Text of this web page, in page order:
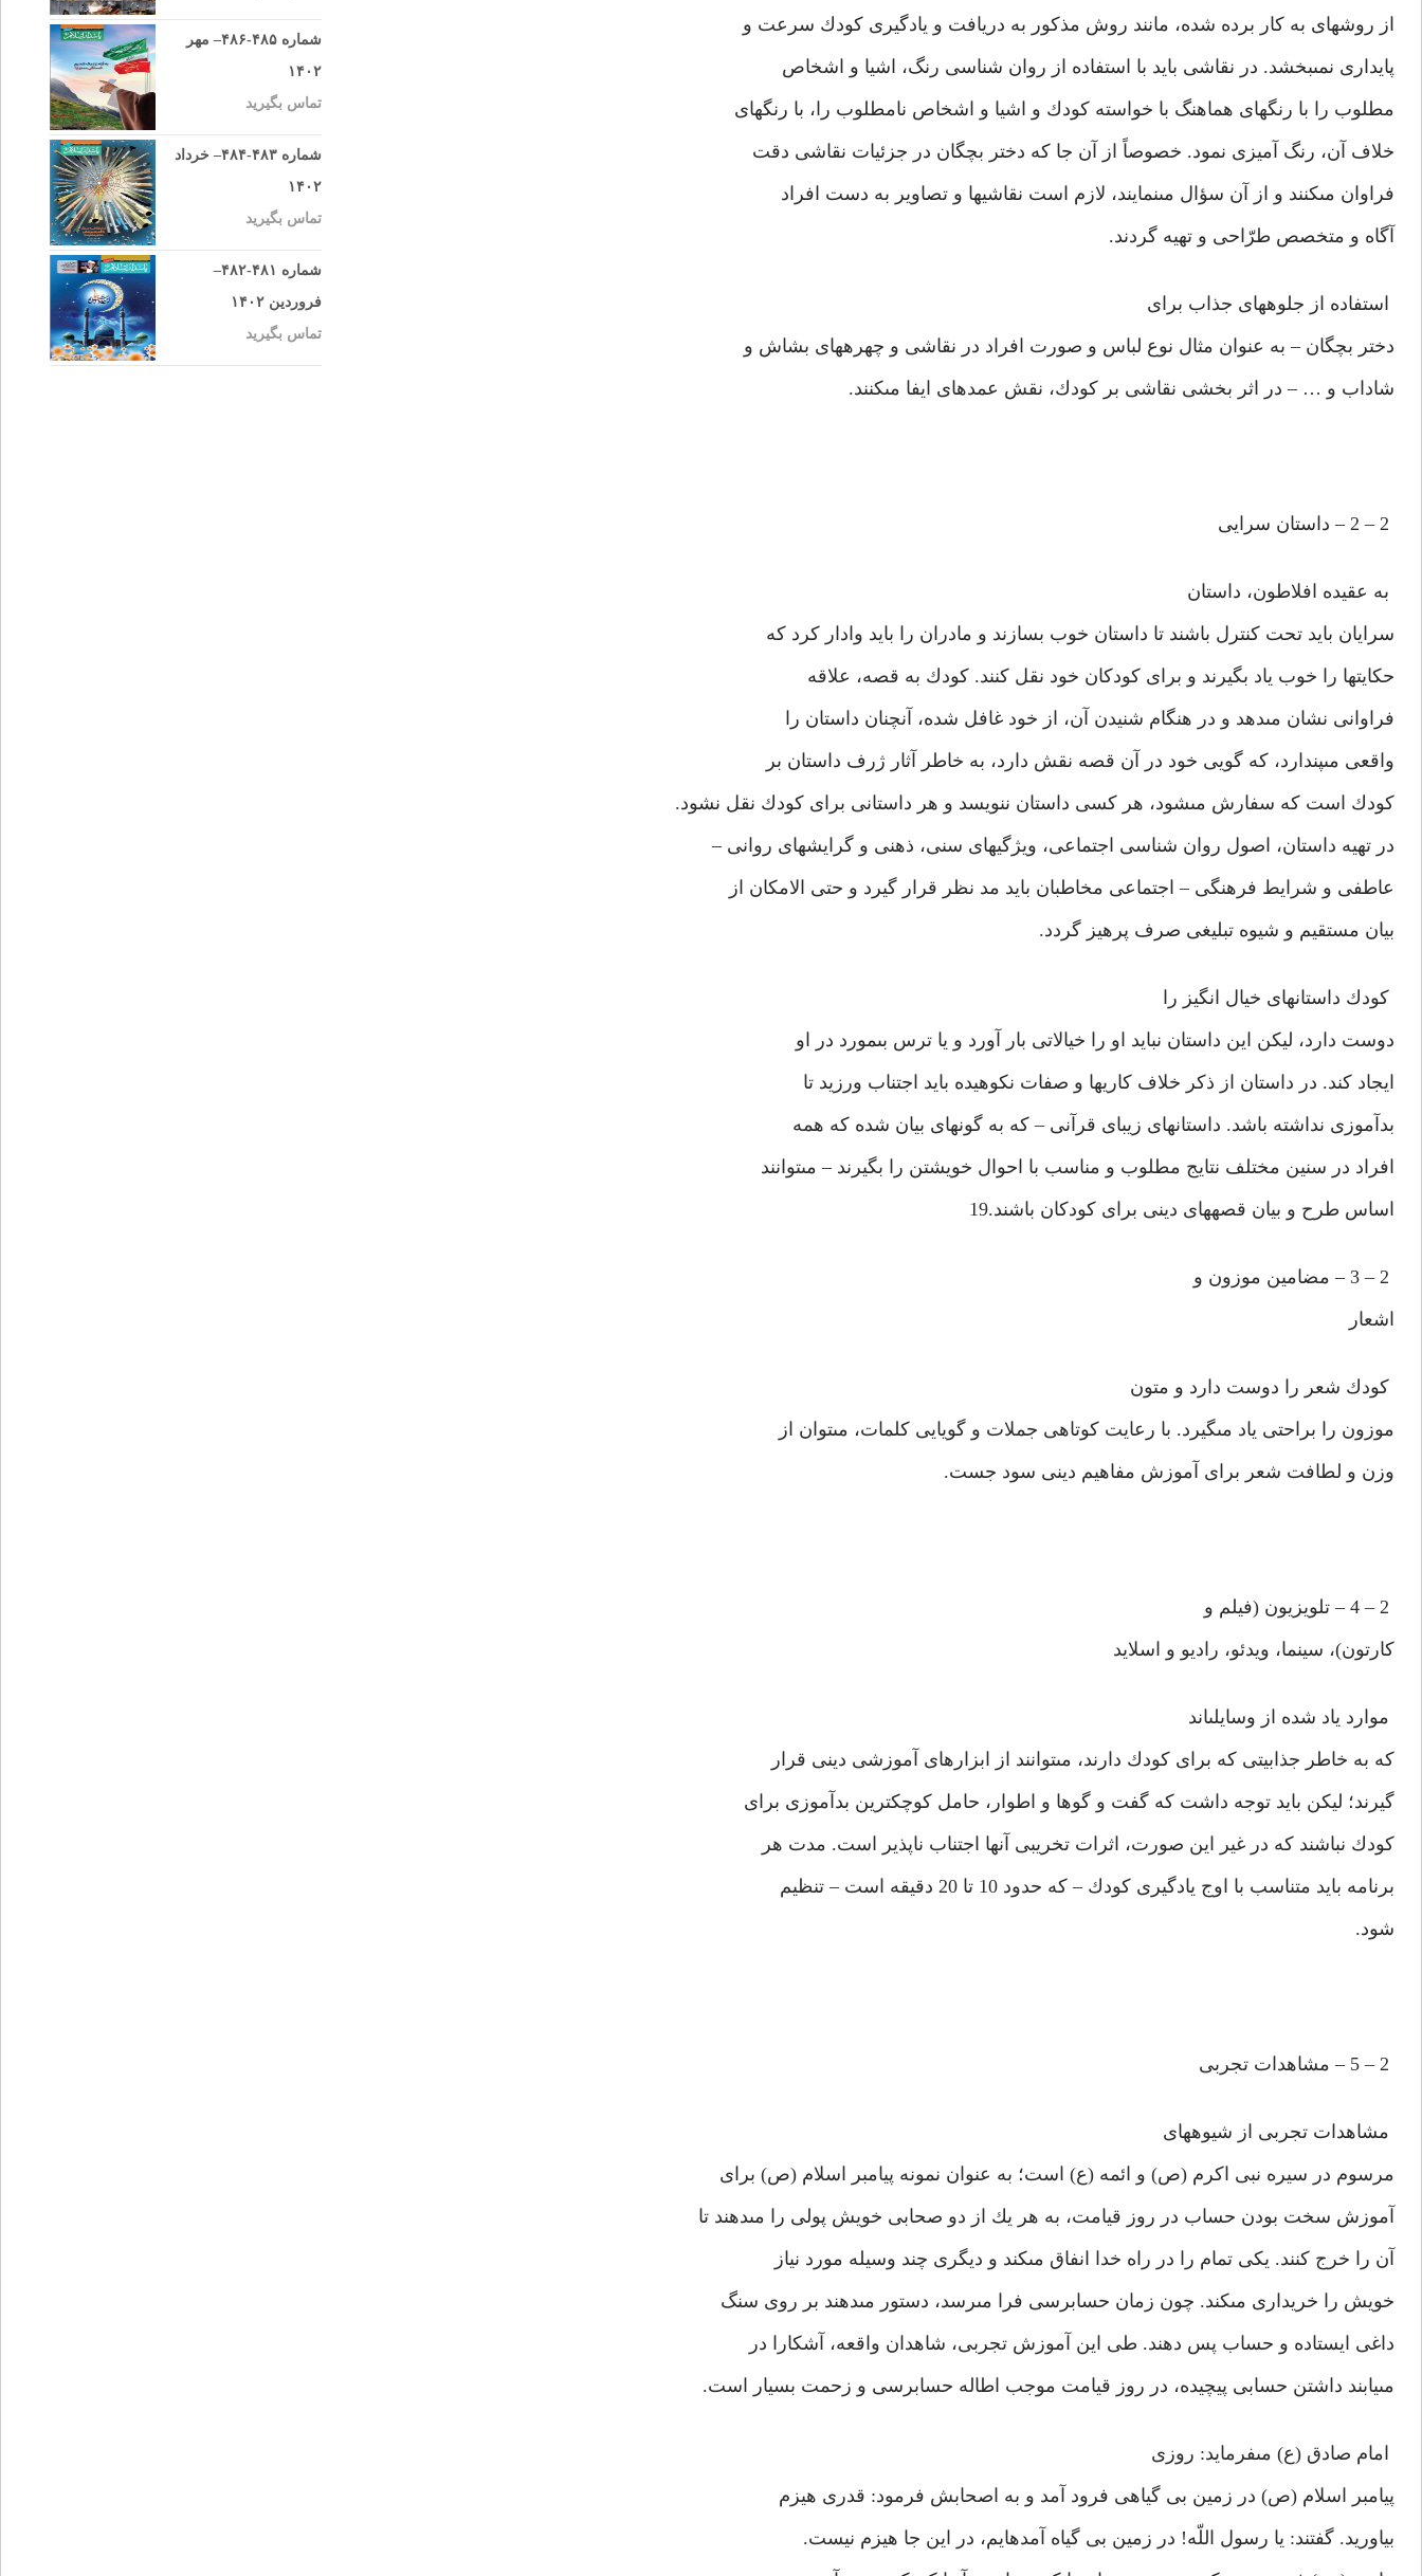
از روشهاى به كار برده شده، مانند روش مذكور به دريافت و يادگيرى كودك سرعت و
پايدارى نمى‏بخشد. در نقاشى بايد با استفاده از روان شناسى رنگ، اشيا و اشخاص
مطلوب را با رنگهاى هماهنگ با خواسته كودك و اشيا و اشخاص نامطلوب را، با رنگهاى
خلاف آن، رنگ آميزى نمود. خصوصاً از آن جا كه دختر بچگان در جزئيات نقاشى دقت
فراوان مى‏كنند و از آن سؤال مى‏نمايند، لازم است نقاشيها و تصاوير به دست افراد
آگاه و متخصص طرّاحى و تهيه گردند.
استفاده از جلوه‏هاى جذاب براى
دختر بچگان – به عنوان مثال نوع لباس و صورت افراد در نقاشى و چهره‏هاى بشاش و
شاداب و … – در اثر بخشى نقاشى بر كودك، نقش عمده‏اى ايفا مى‏كنند.
به عقيده افلاطون، داستان
سرايان بايد تحت كنترل باشند تا داستان خوب بسازند و مادران را بايد وادار كرد كه
حكايتها را خوب ياد بگيرند و براى كودكان خود نقل كنند. كودك به قصه، علاقه
فراوانى نشان مى‏دهد و در هنگام شنيدن آن، از خود غافل شده، آنچنان داستان را
واقعى مى‏پندارد، كه گويى خود در آن قصه نقش دارد، به خاطر آثار ژرف داستان بر
كودك است كه سفارش مى‏شود، هر كسى داستان ننويسد و هر داستانى براى كودك نقل نشود.
در تهيه داستان، اصول روان شناسى اجتماعى، ويژگيهاى سنى، ذهنى و گرايشهاى روانى –
عاطفى و شرايط فرهنگى – اجتماعى مخاطبان بايد مد نظر قرار گيرد و حتى الامكان از
بيان مستقيم و شيوه تبليغى صرف پرهيز گردد.
كودك داستانهاى خيال انگيز را
دوست دارد، ليكن اين داستان نبايد او را خيالاتى بار آورد و يا ترس بى‏مورد در او
ايجاد كند. در داستان از ذكر خلاف كاريها و صفات نكوهيده بايد اجتناب ورزيد تا
بدآموزى نداشته باشد. داستانهاى زيباى قرآنى – كه به گونه‏اى بيان شده كه همه
افراد در سنين مختلف نتايج مطلوب و مناسب با احوال خويشتن را بگيرند – مى‏توانند
اساس طرح و بيان قصه‏هاى دينى براى كودكان باشند.19
اشعار
كودك شعر را دوست دارد و متون
موزون را براحتى ياد مى‏گيرد. با رعايت كوتاهى جملات و گويايى كلمات، مى‏توان از
وزن و لطافت شعر براى آموزش مفاهيم دينى سود جست.
كارتون)، سينما، ويدئو، راديو و اسلايد
موارد ياد شده از وسايلى‏اند
كه به خاطر جذابيتى كه براى كودك دارند، مى‏توانند از ابزارهاى آموزشى دينى قرار
گيرند؛ ليكن بايد توجه داشت كه گفت و گوها و اطوار، حامل كوچكترين بدآموزى براى
كودك نباشند كه در غير اين صورت، اثرات تخريبى آنها اجتناب ناپذير است. مدت هر
برنامه بايد متناسب با اوج يادگيرى كودك – كه حدود 10 تا 20 دقيقه است – تنظيم
شود.
مشاهدات تجربى از شيوه‏هاى
مرسوم در سيره نبى اكرم (ص) و ائمه (ع) است؛ به عنوان نمونه پيامبر اسلام (ص) براى
آموزش سخت بودن حساب در روز قيامت، به هر يك از دو صحابى خويش پولى را مى‏دهند تا
آن را خرج كنند. يكى تمام را در راه خدا انفاق مى‏كند و ديگرى چند وسيله مورد نياز
خويش را خريدارى مى‏كند. چون زمان حسابرسى فرا مى‏رسد، دستور مى‏دهند بر روى سنگ
داغى ايستاده و حساب پس دهند. طى اين آموزش تجربى، شاهدان واقعه، آشكارا در
مى‏يابند داشتن حسابى پيچيده، در روز قيامت موجب اطاله حسابرسى و زحمت بسيار است.
امام صادق (ع) مى‏فرمايد: روزى
پيامبر اسلام (ص) در زمين بى گياهى فرود آمد و به اصحابش فرمود: قدرى هيزم
بياوريد. گفتند: يا رسول اللّه! در زمين بى گياه آمده‏ايم، در اين جا هيزم نيست.
شماره ۴۸۵-۴۸۶– مهر
۱۴۰۲
تماس بگیرید
شماره ۴۸۳-۴۸۴– خرداد
۱۴۰۲
تماس بگیرید
شماره ۴۸۱-۴۸۲–
فروردین ۱۴۰۲
تماس بگیرید